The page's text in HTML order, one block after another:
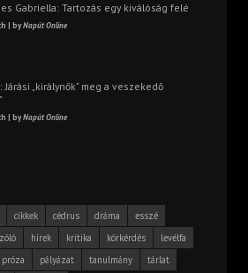
Gabriella: Tartozás egy kiválóság felé
| byNapút Online
Járási „királynők” meg a veszekedő
| byNapút Online
cikkek cédrus dráma
esszé
hírek kritika körkérdés
levélfa
próza pályázat tanulmány
tárlat